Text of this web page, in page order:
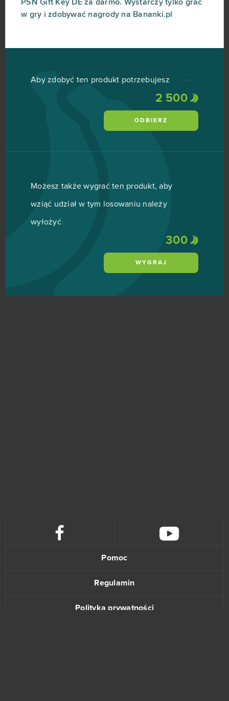
PSN Gift Key DE za darmo. Wystarczy tylko grać
w gry i zdobywać nagrody na Bananki.pl
Aby zdobyć ten produkt potrzebujesz
2 500
ODBIERZ
Możesz także wygrać ten produkt, aby
wziąć udział w tym losowaniu należy
wyłożyć
300
WYGRAJ
Pomoc
Regulamin
Polityka prywatności